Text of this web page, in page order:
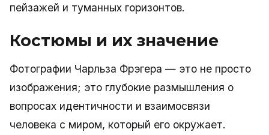
пейзажей и туманных горизонтов.
Костюмы и их значение
Фотографии Чарльза Фрэгера — это не просто
изображения; это глубокие размышления о
вопросах идентичности и взаимосвязи
человека с миром, который его окружает.